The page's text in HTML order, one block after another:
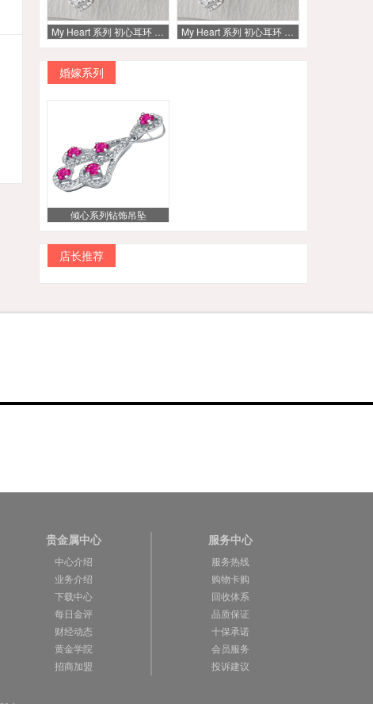
婚嫁系列
倾心系列钻饰吊坠
店长推荐
贵金属中心
中心介绍
业务介绍
下载中心
每日金评
财经动态
黄金学院
招商加盟
服务中心
服务热线
购物卡购
回收体系
品质保证
十保承诺
会员服务
投诉建议